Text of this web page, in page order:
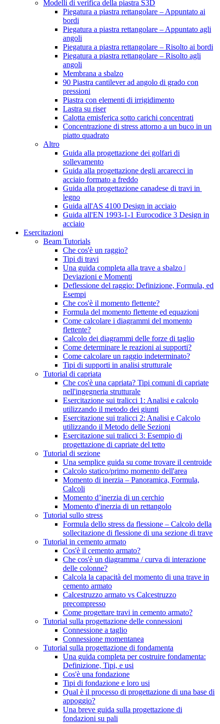
Modelli di verifica della piastra S3D
Piegatura a piastra rettangolare – Appuntato ai
bordi
Piegatura a piastra rettangolare – Appuntato agli
angoli
Piegatura a piastra rettangolare – Risolto ai bordi
Piegatura a piastra rettangolare – Risolto agli
angoli
Membrana a sbalzo
90 Piastra cantilever ad angolo di grado con
pressioni
Piastra con elementi di irrigidimento
Lastra su riser
Calotta emisferica sotto carichi concentrati
Concentrazione di stress attorno a un buco in un
piatto quadrato
Altro
Guida alla progettazione dei golfari di
sollevamento
Guida alla progettazione degli arcarecci in
acciaio formato a freddo
Guida alla progettazione canadese di travi in ​​
legno
Guida all'AS 4100 Design in acciaio
Guida all'EN 1993-1-1 Eurocodice 3 Design in
acciaio
Esercitazioni
Beam Tutorials
Che cos'è un raggio?
Tipi di travi
Una guida completa alla trave a sbalzo |
Deviazioni e Momenti
Deflessione del raggio: Definizione, Formula, ed
Esempi
Che cos'è il momento flettente?
Formula del momento flettente ed equazioni
Come calcolare i diagrammi del momento
flettente?
Calcolo dei diagrammi delle forze di taglio
Come determinare le reazioni ai supporti?
Come calcolare un raggio indeterminato?
Tipi di supporti in analisi strutturale
Tutorial di capriata
Che cos'è una capriata? Tipi comuni di capriate
nell'ingegneria strutturale
Esercitazione sui tralicci 1: Analisi e calcolo
utilizzando il metodo dei giunti
Esercitazione sui tralicci 2: Analisi e Calcolo
utilizzando il Metodo delle Sezioni
Esercitazione sui tralicci 3: Esempio di
progettazione di capriate del tetto
Tutorial di sezione
Una semplice guida su come trovare il centroide
Calcolo statico/primo momento dell'area
Momento di inerzia – Panoramica, Formula,
Calcoli
Momento d’inerzia di un cerchio
Momento d'inerzia di un rettangolo
Tutorial sullo stress
Formula dello stress da flessione – Calcolo della
sollecitazione di flessione di una sezione di trave
Tutorial in cemento armato
Cos'è il cemento armato?
Che cos'è un diagramma / curva di interazione
delle colonne?
Calcola la capacità del momento di una trave in
cemento armato
Calcestruzzo armato vs Calcestruzzo
precompresso
Come progettare travi in ​​cemento armato?
Tutorial sulla progettazione delle connessioni
Connessione a taglio
Connessione momentanea
Tutorial sulla progettazione di fondamenta
Una guida completa per costruire fondamenta:
Definizione, Tipi, e usi
Cos'è una fondazione
Tipi di fondazione e loro usi
Qual è il processo di progettazione di una base di
appoggio?
Una breve guida sulla progettazione di
fondazioni su pali